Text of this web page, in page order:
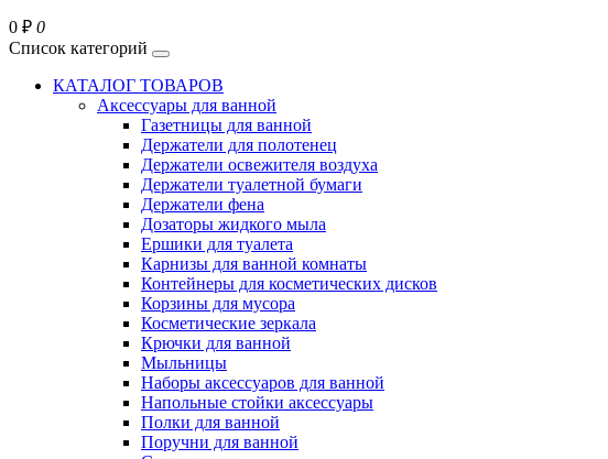
0 ₽ 0
Список категорий
КАТАЛОГ ТОВАРОВ
Аксессуары для ванной
Газетницы для ванной
Держатели для полотенец
Держатели освежителя воздуха
Держатели туалетной бумаги
Держатели фена
Дозаторы жидкого мыла
Ершики для туалета
Карнизы для ванной комнаты
Контейнеры для косметических дисков
Корзины для мусора
Косметические зеркала
Крючки для ванной
Мыльницы
Наборы аксессуаров для ванной
Напольные стойки аксессуары
Полки для ванной
Поручни для ванной